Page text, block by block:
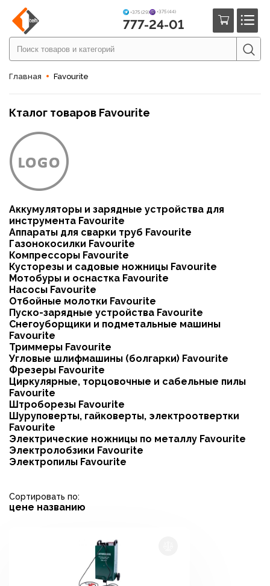
+375 (29) +375 (44)
777-24-01
Главная Favourite
Кталог товаров Favourite
Аккумуляторы и зарядные устройства для
инструмента Favourite
Аппараты для сварки труб Favourite
Газонокосилки Favourite
Компрессоры Favourite
Кусторезы и садовые ножницы Favourite
Мотобуры и оснастка Favourite
Насосы Favourite
Отбойные молотки Favourite
Пуско-зарядные устройства Favourite
Снегоуборщики и подметальные машины
Favourite
Триммеры Favourite
Угловые шлифмашины (болгарки) Favourite
Фрезеры Favourite
Циркулярные, торцовочные и сабельные пилы
Favourite
Штроборезы Favourite
Шуруповерты, гайковерты, электроотвертки
Favourite
Электрические ножницы по металлу Favourite
Электролобзики Favourite
Электропилы Favourite
Сортировать по:
цене названию